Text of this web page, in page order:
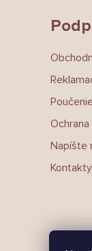
Napíšte
Kontakty